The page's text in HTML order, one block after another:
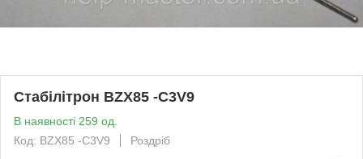
Стабілітрон BZX85 -C3V9
В наявності 259 од.
Код: BZX85 -C3V9
Роздріб